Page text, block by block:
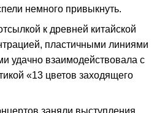
немного привыкнуть.
к древней китайской
пластичными линиями
удачно взаимодействовала с
«13 цветов заходящего
заняли выступления